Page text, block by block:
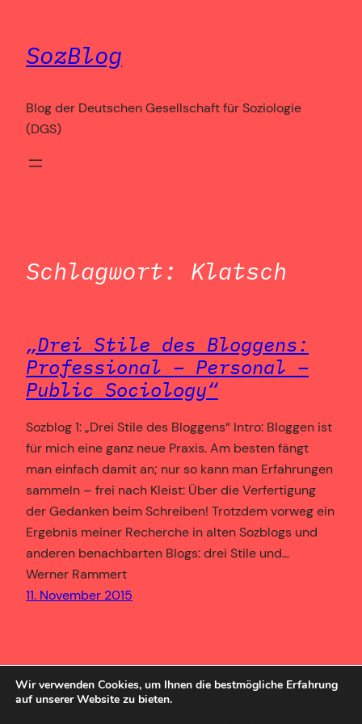
springen
SozBlog
Blog der Deutschen Gesellschaft für Soziologie
(DGS)
Schlagwort: Klatsch
„Drei Stile des Bloggens:
Professional – Personal –
Public Sociology“
Sozblog 1: „Drei Stile des Bloggens“ Intro: Bloggen ist
für mich eine ganz neue Praxis. Am besten fängt
man einfach damit an; nur so kann man Erfahrungen
sammeln – frei nach Kleist: Über die Verfertigung
der Gedanken beim Schreiben! Trotzdem vorweg ein
Ergebnis meiner Recherche in alten Sozblogs und
anderen benachbarten Blogs: drei Stile und…
Werner Rammert
11. November 2015
Wir verwenden Cookies, um Ihnen die bestmögliche Erfahrung
auf unserer Website zu bieten.